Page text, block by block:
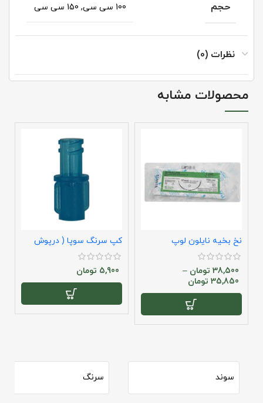
حجم 100 سی سی, 150 سی سی
نظرات (0)
محصولات مشابه
نخ بخیه نایلون لوپ
38,500 تومان –
35,850 تومان
کپ سرنگ سوپا ( درپوش
سرنگ )
5,900 تومان
سوند سرنگ